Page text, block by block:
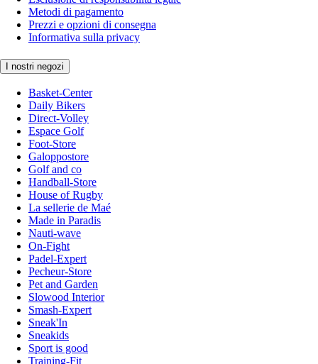
Metodi di pagamento
Prezzi e opzioni di consegna
Informativa sulla privacy
I nostri negozi
Basket-Center
Daily Bikers
Direct-Volley
Espace Golf
Foot-Store
Galoppostore
Golf and co
Handball-Store
House of Rugby
La sellerie de Maé
Made in Paradis
Nauti-wave
On-Fight
Padel-Expert
Pecheur-Store
Pet and Garden
Slowood Interior
Smash-Expert
Sneak'In
Sneakids
Sport is good
Training-Fit